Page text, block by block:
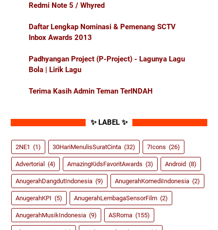
Redmi Note 5 / Whyred
Daftar Lengkap Nominasi & Pemenang SCTV
Inbox Awards 2013
Padhyangan Project (P-Project) - Lagunya Lagu
Bola | Lirik Lagu
Terima Kasih Admin Teman TerINDAH
✨ LABEL ✨
2NE1 (1) 30HariMenulisSuratCinta (32) 7Icons (26)
Advertorial (4) AmazingKidsFavoritAwards (3) Android (8)
AnugerahDangdutIndonesia (9) AnugerahKomediIndonesia (2)
AnugerahKPI (5) AnugerahLembagaSensorFilm (2)
AnugerahMusikIndonesia (9) ASRoma (155)